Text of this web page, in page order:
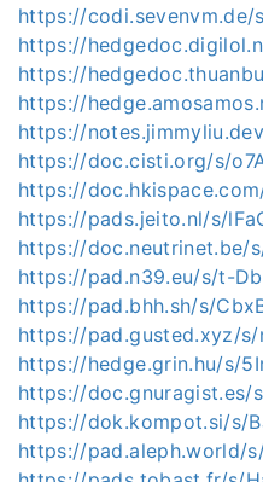
https://codi.sevenvm.de/
https://
https://
https://
https://
https://doc.cisti.org/s/
https://
https://pads.jeito.nl/s/
https://doc.neutrinet.be/
https://pad.n39.eu/s/t-
https://pad.bhh.sh/s/
https://pad.gusted.xyz/s/
https://hedge.grin.hu/s/
https://doc.gnuragist.es/
https://dok.kompot.si/s/
https://pad.aleph.world/